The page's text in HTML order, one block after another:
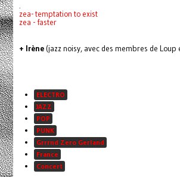
.
zea- temptation to exist
zea - faster
+ Irène (jazz noisy, avec des membres de Loup
ELECTRO
JAZZ
POP
PUNK
Grrrnd Zero Gerland
France
Concert